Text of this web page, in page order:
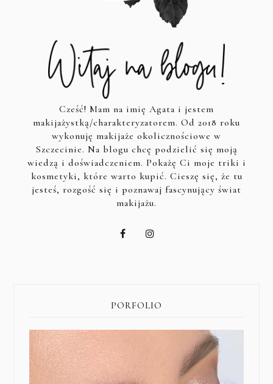
Cześć! Mam na imię Agata i jestem
makijażystką/charakteryzatorem. Od 2018 roku
wykonuję makijaże okolicznościowe w
Szczecinie. Na blogu chcę podzielić się moją
wiedzą i doświadczeniem. Pokażę Ci moje triki i
kosmetyki, które warto kupić. Cieszę się, że tu
jesteś, rozgość się i poznawaj fascynujący świat
makijażu.
PORFOLIO